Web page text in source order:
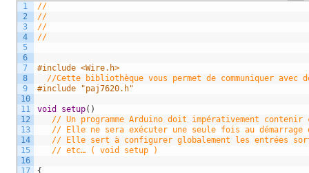
1
2
3
4
5
6
7
8
9
10
11
12
13
14
15
16
17
//
//
//
//
#include <Wire.h>
//Cette bibliothèque vous permet de communiquer avec
#include "paj7620.h"
void setup( )
// Un programme Arduino doit impérativement
// Elle ne sera exécuter une seule fois au démarrage
// Elle sert à configurer globalement les entrées
// etc… ( void setup )
{